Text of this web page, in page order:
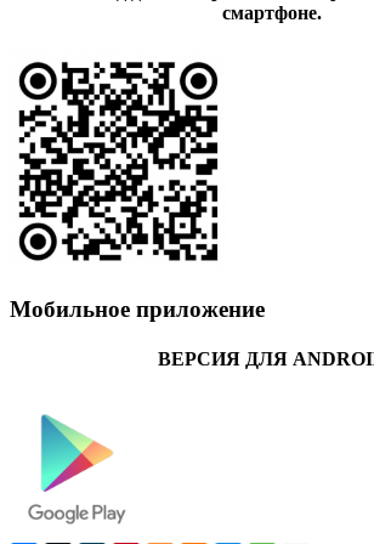
смартфоне.
Мобильное приложение
ВЕРСИЯ ДЛЯ